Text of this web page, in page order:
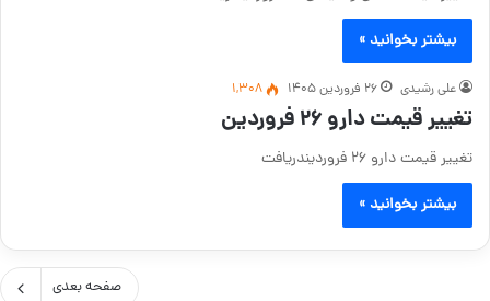
بیشتر بخوانید »
علی رشیدی ۲۶ فروردین ۱۴۰۵ 1,308
تغییر قیمت دارو ۲۶ فروردین
تغییر قیمت دارو ۲۶ فروردیندریافت
بیشتر بخوانید »
صفحه بعدی